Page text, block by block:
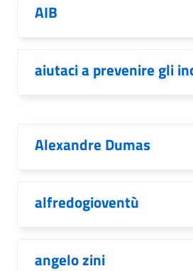
AIB
aiutaci a prevenire gli
Alexandre Dumas
alfredogioventù
angelo zini